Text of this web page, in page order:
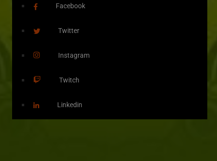
Facebook
Twitter
Instagram
Twitch
Linkedin